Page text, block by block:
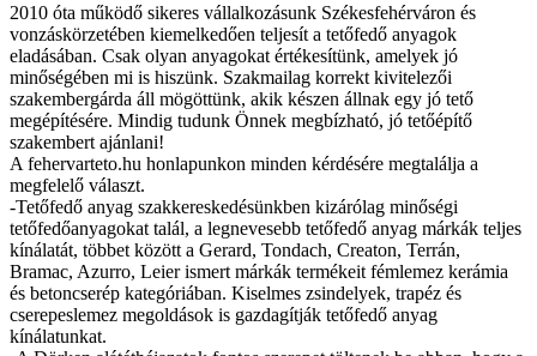
2010 óta működő sikeres vállalkozásunk Székesfehérváron és
vonzáskörzetében kiemelkedően teljesít a tetőfedő anyagok
eladásában. Csak olyan anyagokat értékesítünk, amelyek jó
minőségében mi is hiszünk. Szakmailag korrekt kivitelezői
szakembergárda áll mögöttünk, akik készen állnak egy jó tető
megépítésére. Mindig tudunk Önnek megbízható, jó tetőépítő
szakembert ajánlani!
A fehervarteto.hu honlapunkon minden kérdésére megtalálja a
megfelelő választ.
-Tetőfedő anyag szakkereskedésünkben kizárólag minőségi
tetőfedőanyagokat talál, a legnevesebb tetőfedő anyag márkák teljes
kínálatát, többet között a Gerard, Tondach, Creaton, Terrán,
Bramac, Azurro, Leier ismert márkák termékeit fémlemez kerámia
és betoncserép kategóriában. Kiselmes zsindelyek, trapéz és
cserepeslemez megoldások is gazdagítják tetőfedő anyag
kínálatunkat.